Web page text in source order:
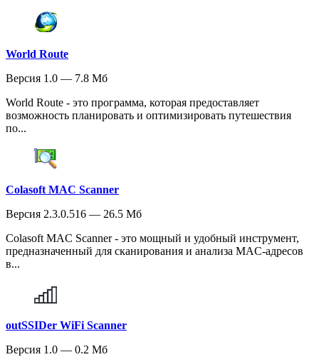
World Route
Версия 1.0 — 7.8 Мб
World Route - это программа, которая предоставляет
возможность планировать и оптимизировать путешествия
по...
Colasoft MAC Scanner
Версия 2.3.0.516 — 26.5 Мб
Colasoft MAC Scanner - это мощный и удобный инструмент,
предназначенный для сканирования и анализа MAC-адресов
в...
outSSIDer WiFi Scanner
Версия 1.0 — 0.2 Мб